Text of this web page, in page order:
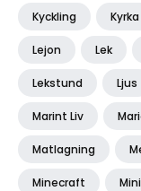
Kyckling Kyrka
Lejon Lek
Lekstund Ljus
Marint Liv
Matlagning
Minecraft